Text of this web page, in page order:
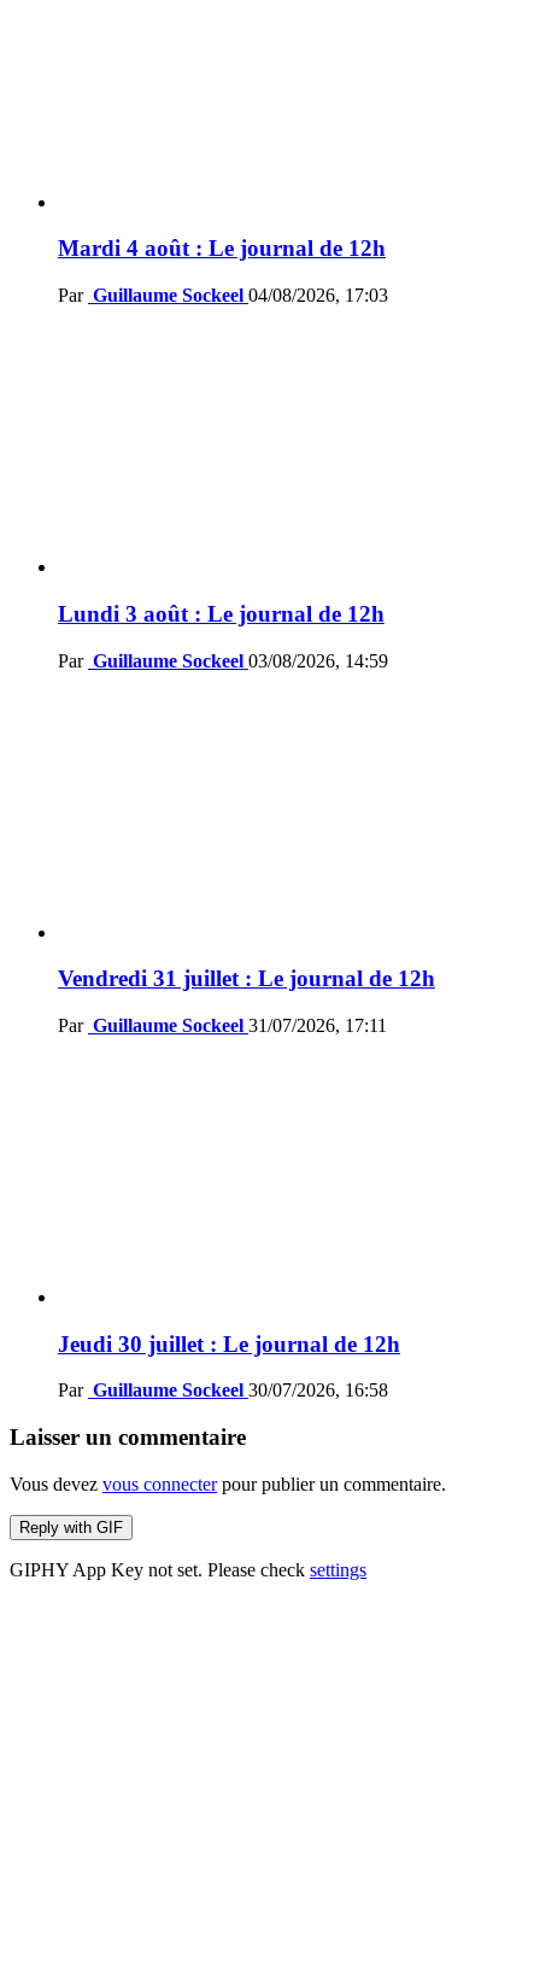
Mardi 4 août : Le journal de 12h
Par Guillaume Sockeel 04/08/2026, 17:03
Lundi 3 août : Le journal de 12h
Par Guillaume Sockeel 03/08/2026, 14:59
Vendredi 31 juillet : Le journal de 12h
Par Guillaume Sockeel 31/07/2026, 17:11
Jeudi 30 juillet : Le journal de 12h
Par Guillaume Sockeel 30/07/2026, 16:58
Laisser un commentaire
Vous devez vous connecterpour publier un commentaire.
Reply with GIF
GIPHY App Key not set. Please check settings